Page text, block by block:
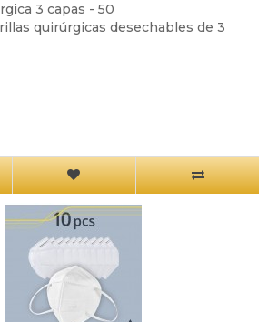
3 capas - 50
quirúrgicas desechables de 3